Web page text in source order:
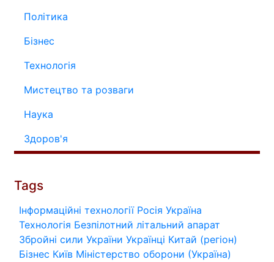
Політика
Бізнес
Технологія
Мистецтво та розваги
Наука
Здоров'я
Tags
Інформаційні технології Росія Україна
Технологія Безпілотний літальний апарат
Збройні сили України Українці Китай (регіон)
Бізнес Київ Міністерство оборони (Україна)